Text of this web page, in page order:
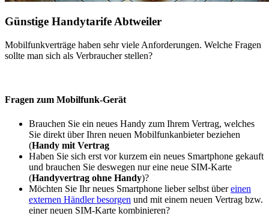
Günstige Handytarife Abtweiler
Mobilfunkverträge haben sehr viele Anforderungen. Welche Fragen
sollte man sich als Verbraucher stellen?
Fragen zum Mobilfunk-Gerät
Brauchen Sie ein neues Handy zum Ihrem Vertrag, welches
Sie direkt über Ihren neuen Mobilfunkanbieter beziehen
(Handy mit Vertrag
Haben Sie sich erst vor kurzem ein neues Smartphone gekauft
und brauchen Sie deswegen nur eine neue SIM-Karte
(Handyvertrag ohne Handy)?
Möchten Sie Ihr neues Smartphone lieber selbst übereinen
externen Händler besorgen und mit einem neuen Vertrag bzw.
einer neuen SIM-Karte kombinieren?